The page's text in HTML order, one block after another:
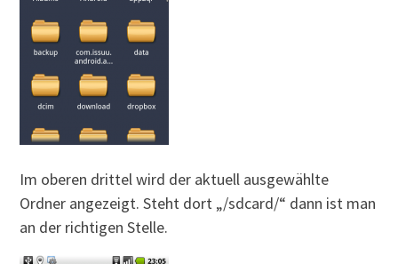
Im oberen drittel wird der aktuell ausgewählte
Ordner angezeigt. Steht dort „/sdcard/“ dann ist man
an der richtigen Stelle.